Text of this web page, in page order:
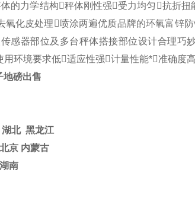
的力学结构秤体刚性强受力均匀抗折
化皮处理喷涂两遍优质品牌的环氧富锌
感器部位及多台秤体搭接部位设计合理巧
用环境要求低适应性强计量性能*准确度
磅出售
北 黑龙江
内蒙古
南